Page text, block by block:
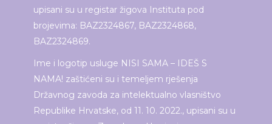
upisani su u registar žigova Instituta pod
brojevima: BAZ2324867, BAZ2324868,
BAZ2324869.
Ime i logotip usluge NISI SAMA – IDEŠ S
NAMA! zaštićeni su i temeljem rješenja
Državnog zavoda za intelektualno vlasništvo
Republike Hrvatske, od 11. 10. 2022., upisani su u